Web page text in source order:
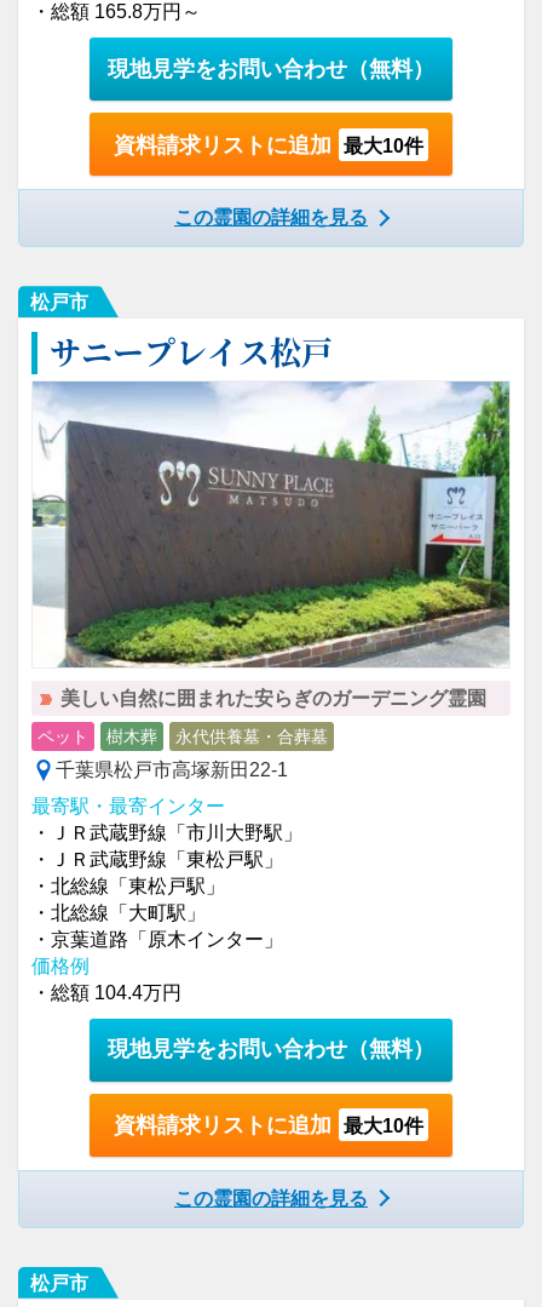
・総額 165.8万円～
現地見学をお問い合わせ （無料）
資料請求リストに追加 最大10件
この霊園の詳細を見る
松戸市
サニープレイス松戸
美しい自然に囲まれた安らぎのガーデニング霊園
ペット 樹木葬 永代供養墓・合葬墓
千葉県松戸市高塚新田22-1
最寄駅・最寄インター
・ＪＲ武蔵野線「市川大野駅」
・ＪＲ武蔵野線「東松戸駅」
・北総線「東松戸駅」
・北総線「大町駅」
・京葉道路「原木インター」
価格例
・総額 104.4万円
現地見学をお問い合わせ （無料）
資料請求リストに追加 最大10件
この霊園の詳細を見る
松戸市